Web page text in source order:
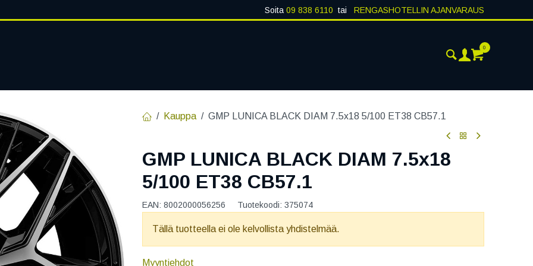
Soita 09 838 6110 tai RENGASHOTELLIN AJANVARAUS
0
Kauppa GMP LUNICA BLACK DIAM 7.5x18 5/100 ET38 CB57.1
GMP LUNICA BLACK DIAM 7.5x18
5/100 ET38 CB57.1
EAN: 8002000056256 Tuotekoodi: 375074
Tällä tuotteella ei ole kelvollista yhdistelmää.
Myyntiehdot